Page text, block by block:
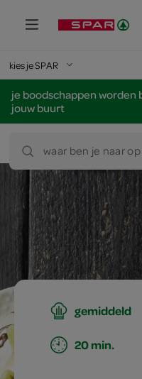
kies je SPAR
je boodschappen worden
jouw buurt
waar ben je naar
gemiddeld
20 min.